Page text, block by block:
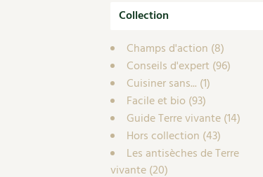
Collection
Champs d'action (8)
Conseils d'expert (96)
Cuisiner sans... (1)
Facile et bio (93)
Guide Terre vivante(14)
Hors collection (43)
Les antisèches de Terre
vivante(20)